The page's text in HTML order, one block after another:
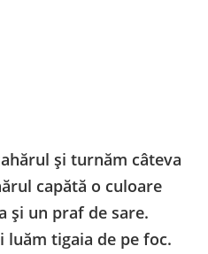
și turnăm câteva
capătă o culoare
și un praf de sare.
luăm tigaia de pe foc.